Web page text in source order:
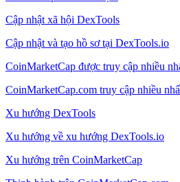
Cập nhật xã hội DexTools
Cập nhật và tạo hồ sơ tại DexTools.io
CoinMarketCap được truy cập nhiều
CoinMarketCap.com truy cập nhiều
Xu hướng DexTools
Xu hướng về xu hướng DexTools.io
Xu hướng trên CoinMarketCap